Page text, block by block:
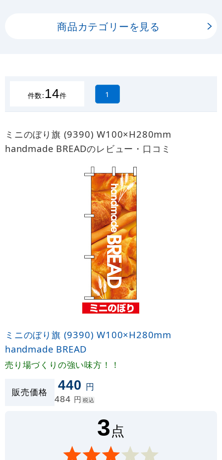
商品カテゴリーを見る
件数: 14件 1
ミニのぼり旗 (9390) W100×H280mm
handmade BREADのレビュー・口コミ
ミニのぼり旗 (9390) W100×H280mm
handmade BREAD
売り場づくりの強い味方！！
販売価格 440 円
484 円 税込
3点